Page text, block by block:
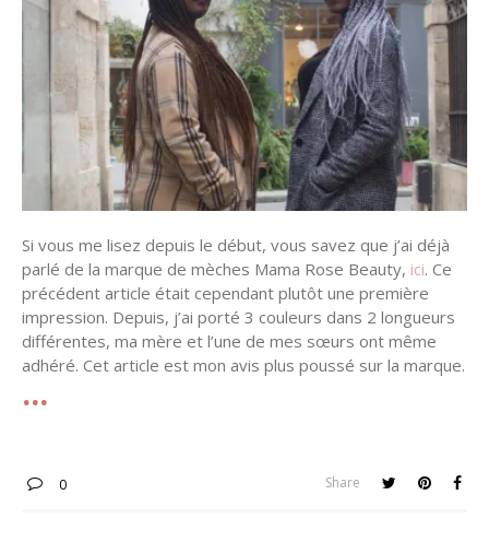
Si vous me lisez depuis le début, vous savez que j’ai déjà
parlé de la marque de mèches Mama Rose Beauty, ici. Ce
précédent article était cependant plutôt une première
impression. Depuis, j’ai porté 3 couleurs dans 2 longueurs
différentes, ma mère et l’une de mes sœurs ont même
adhéré. Cet article est mon avis plus poussé sur la marque.
0 Share